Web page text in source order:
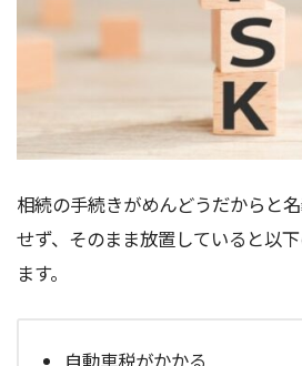
相続の手続きがめんどうだからと
せず、そのまま放置していると以
ます。